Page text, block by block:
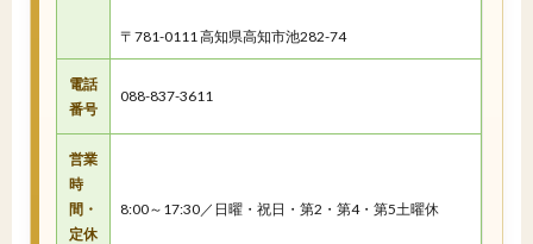
〒781-0111 高知県高知市池282-74
電話
番号
088-837-3611
営業
時
間・
定休
8:00～17:30／日曜・祝日・第2・第4・第5土曜休